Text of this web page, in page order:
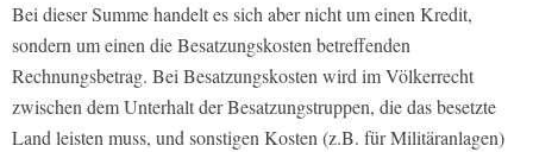
Bei dieser Summe handelt es sich aber nicht um einen Kredit,
sondern um einen die Besatzungskosten betreffenden
Rechnungsbetrag. Bei Besatzungskosten wird im Völkerrecht
zwischen dem Unterhalt der Besatzungstruppen, die das besetzte
Land leisten muss, und sonstigen Kosten (z.B. für Militäranlagen)